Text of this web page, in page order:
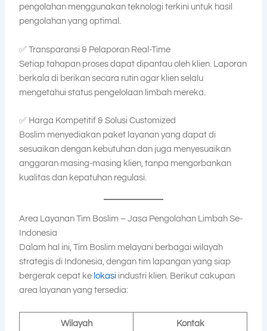
pengolahan menggunakan teknologi terkini untuk hasil
pengolahan yang optimal.
✅ Transparansi & Pelaporan Real-Time
Setiap tahapan proses dapat dipantau oleh klien. Laporan
berkala di berikan secara rutin agar klien selalu
mengetahui status pengelolaan limbah mereka.
✅ Harga Kompetitif & Solusi Customized
Boslim menyediakan paket layanan yang dapat di
sesuaikan dengan kebutuhan dan juga menyesuaikan
anggaran masing-masing klien, tanpa mengorbankan
kualitas dan kepatuhan regulasi.
Area Layanan Tim Boslim – Jasa Pengolahan Limbah Se-
Indonesia
Dalam hal ini, Tim Boslim melayani berbagai wilayah
strategis di Indonesia, dengan tim lapangan yang siap
bergerak cepat ke lokasi industri klien. Berikut cakupan
area layanan yang tersedia:
Wilayah Kontak